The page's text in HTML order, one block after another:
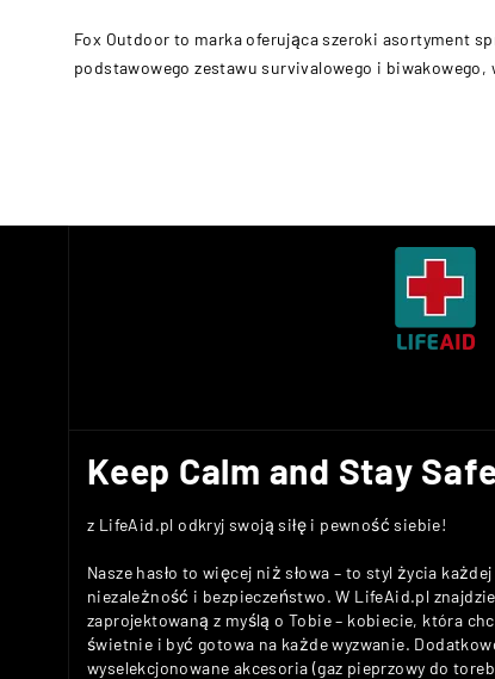
Fox Outdoor to marka oferująca szeroki asortyment
podstawowego zestawu survivalowego i biwakowego,
Keep Calm and Stay
z LifeAid.pl odkryj swoją siłę i pewność siebie!
Nasze hasło to więcej niż słowa – to styl życia
niezależność i bezpieczeństwo. W LifeAid.pl
zaprojektowaną z myślą o Tobie – kobiecie, która
świetnie i być gotowa na każde wyzwanie.
wyselekcjonowane akcesoria (gaz pieprzowy do